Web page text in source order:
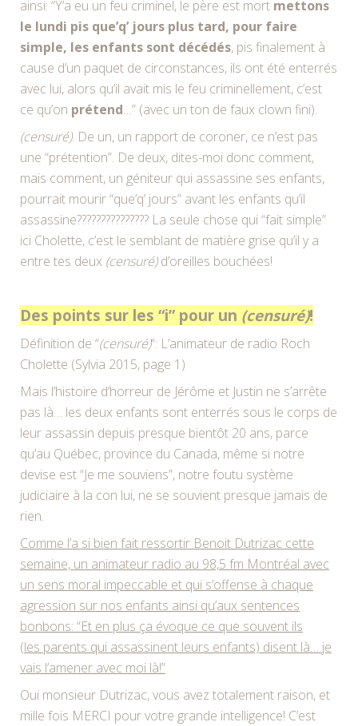
ainsi: “Y’a eu un feu criminel, le père est mort mettons
le lundi pis que’q’ jours plus tard, pour faire
simple, les enfants sont décédés, pis finalement à
cause d’un paquet de circonstances, ils ont été enterrés
avec lui, alors qu’il avait mis le feu criminellement, c’est
ce qu’on prétend…” (avec un ton de faux clown fini).
(censuré). De un, un rapport de coroner, ce n’est pas
une “prétention”. De deux, dites-moi donc comment,
mais comment, un géniteur qui assassine ses enfants,
pourrait mourir “que’q’ jours” avant les enfants qu’il
assassine??????????????? La seule chose qui “fait simple”
ici Cholette, c’est le semblant de matière grise qu’il y a
entre tes deux (censuré)d’oreilles bouchées!
Des points sur les “i” pour un (censuré)!
Définition de “(censuré)“: L’animateur de radio Roch
Cholette (Sylvia 2015, page 1)
Mais l’histoire d’horreur de Jérôme et Justin ne s’arrête
pas là… les deux enfants sont enterrés sous le corps de
leur assassin depuis presque bientôt 20 ans, parce
qu’au Québec, province du Canada, même si notre
devise est “Je me souviens”, notre foutu système
judiciaire à la con lui, ne se souvient presque jamais de
rien.
Comme l’a si bien fait ressortir Benoit Dutrizac cette
semaine, un animateur radio au 98,5 fm Montréal avec
un sens moral impeccable et qui s’offense à chaque
agression sur nos enfants ainsi qu’aux sentences
bonbons: “Et en plus ça évoque ce que souvent ils
(les parents qui assassinent leurs enfants) disent là… je
vais l’amener avec moi là!”
Oui monsieur Dutrizac, vous avez totalement raison, et
mille fois MERCI pour votre grande intelligence! C’est